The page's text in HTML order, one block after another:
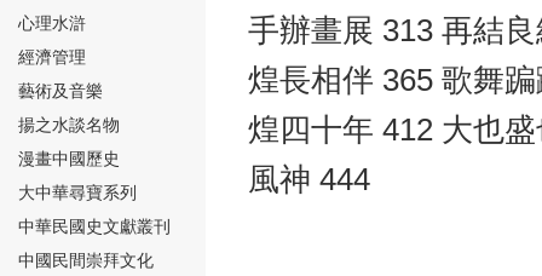
⑮
⑯
心理水滸
經濟管理
藝術及音樂
揚之水談名物
漫畫中國歷史
大中華尋寶系列
中華民國史文獻叢刊
中國民間崇拜文化
手辦畫展 313 再結
煌長相伴 365 歌舞
煌四十年 412 大也
風神 444